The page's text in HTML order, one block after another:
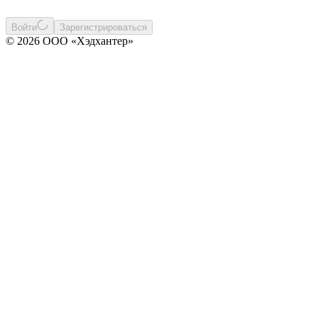
Войти Зарегистрироваться
© 2026 ООО «Хэдхантер»